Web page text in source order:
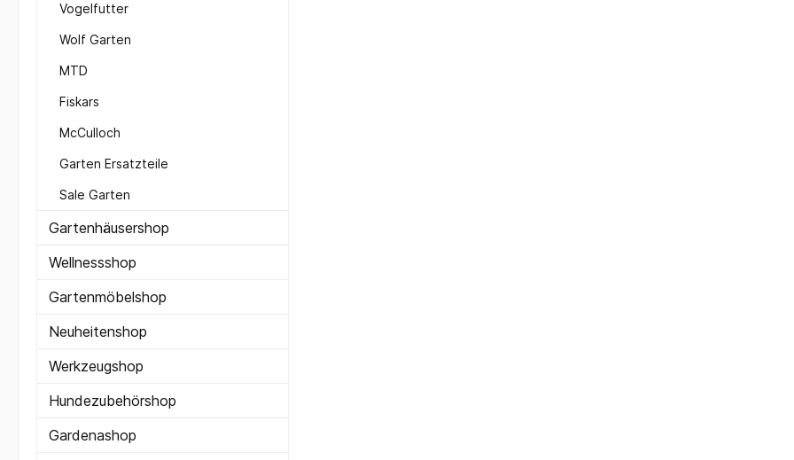
Vogelfutter
Wolf Garten
MTD
Fiskars
McCulloch
Garten Ersatzteile
Sale Garten
Gartenhäusershop
Wellnessshop
Gartenmöbelshop
Neuheitenshop
Werkzeugshop
Hundezubehörshop
Gardenashop